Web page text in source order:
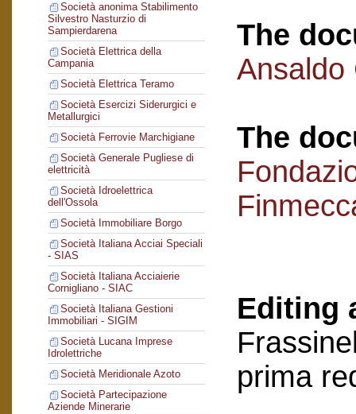
Società anonima Stabilimento
Silvestro Nasturzio di
Sampierdarena
Società Elettrica della
Campania
Società Elettrica Teramo
Società Esercizi Siderurgici e
Metallurgici
Società Ferrovie Marchigiane
Società Generale Pugliese di
elettricità
Società Idroelettrica
dell'Ossola
Società Immobiliare Borgo
Società Italiana Acciai Speciali
- SIAS
Società Italiana Acciaierie
Cornigliano - SIAC
Società Italiana Gestioni
Immobiliari - SIGIM
Società Lucana Imprese
Idrolettriche
Società Meridionale Azoto
Società Partecipazione
Aziende Minerarie
The
Ansaldo
The
Editing
prima